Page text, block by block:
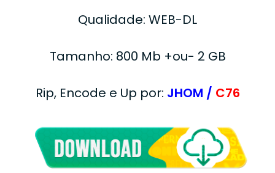
Qualidade: WEB-DL
Tamanho: 800 Mb +ou- 2 GB
Rip, Encode e Up por: JHOM / C76